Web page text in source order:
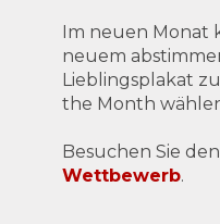
Im neuen Monat
neuem
Lieblingsplakat
the Month
Besuchen Sie den
Wettbewerb.